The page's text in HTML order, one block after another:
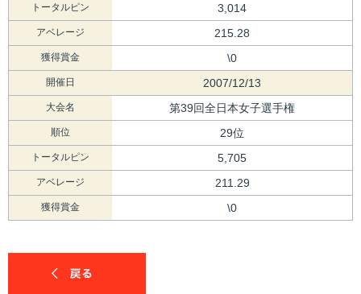
トータルピン 3,014
アベレージ 215.28
獲得賞金 \0
開催日 2007/12/13
大会名 第39回全日本女子選手権
順位 29位
トータルピン 5,705
アベレージ 211.29
獲得賞金 \0